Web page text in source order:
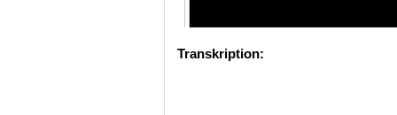
Transkription: